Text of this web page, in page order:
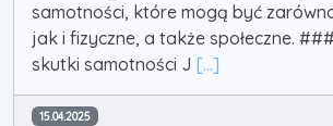
samotności, które mogą być
jak i fizyczne, a także społeczne.
skutki samotności J [...]
15.04.2025